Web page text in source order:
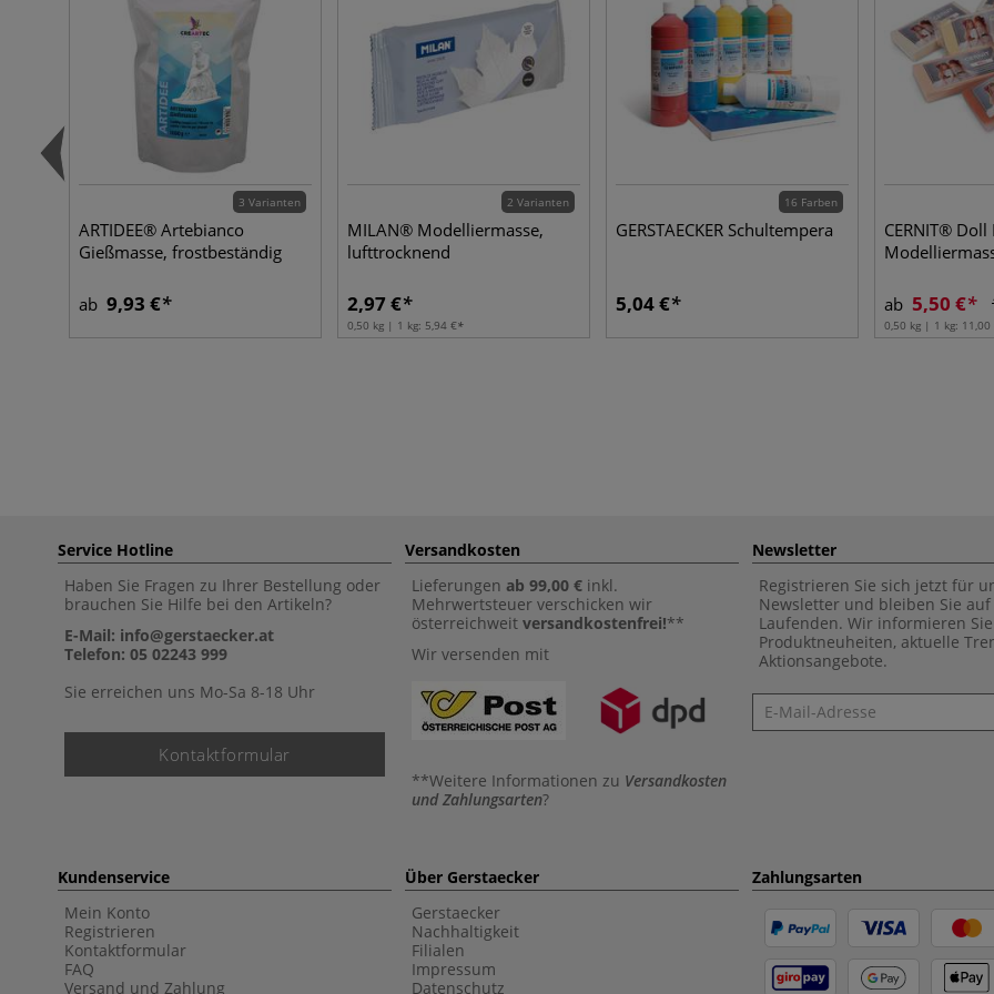
3 Varianten
ARTIDEE® Artebianco
Gießmasse, frostbeständig
ab 9,93 €
2 Varianten
MILAN® Modelliermasse,
lufttrocknend
2,97 €
0,50 kg | 1 kg: 5,94 €
16 Farben
GERSTAECKER Schultempera
5,04 €
CERNIT®
ab 5,50 €
0,50 kg | 1 kg: 11,00
Service Hotline
Haben Sie Fragen zu Ihrer Bestellung oder
brauchen Sie Hilfe bei den Artikeln?
E-Mail: info@gerstaecker.at
Telefon: 05 02243 999
Sie erreichen uns Mo-Sa 8-18 Uhr
Kontaktformular
Versandkosten
Lieferungen ab 99,00 € inkl.
Mehrwertsteuer verschicken wir
österreichweit versandkostenfrei!**
Wir versenden mit
**Weitere Informationen zu Versandkosten
und Zahlungsarten?
Newsletter
Registrieren Sie sich jetzt für
Newsletter und bleiben Sie auf
Laufenden. Wir informieren
Produktneuheiten, aktuelle
Aktionsangebote.
Newsletter
Kundenservice
Mein Konto
Registrieren
Kontaktformular
FAQ
Versand und Zahlung
Über Gerstaecker
Gerstaecker
Nachhaltigkeit
Filialen
Impressum
Datenschutz
Zahlungsarten